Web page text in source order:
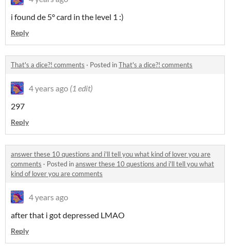
i found de 5° card in the level 1 :)
Reply
That's a dice?! comments · Posted inThat's a dice?! comments
4 years ago (1 edit)
297
Reply
answer these 10 questions and i'll tell you what kind of lover you are
comments · Posted inanswer these 10 questions and i'll tell you what
kind of lover you are comments
4 years ago
after that i got depressed LMAO
Reply